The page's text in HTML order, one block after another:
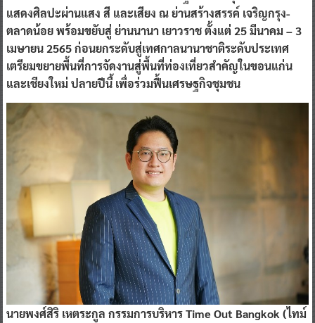
กรุงเทพฯ Awakening Bangkok – RE:VIVE ปลุกคนกรุงเทพฯให้
กลับมามีสีสัน เร่งฟื้นคืนชีวิต และเศรษฐกิจให้กับชุมชน ผ่านงาน
แสดงศิลปะผ่านแสง สี และเสียง ณ ย่านสร้างสรรค์ เจริญกรุง-
ตลาดน้อย พร้อมขยับสู่ ย่านนานา เยาวราช ตั้งแต่ 25 มีนาคม – 3
เมษายน 2565 ก่อนยกระดับสู่เทศกาลนานาชาติระดับประเทศ
เตรียมขยายพื้นที่การจัดงานสู่พื้นที่ท่องเที่ยวสำคัญในขอนแก่น
และเชียงใหม่ ปลายปีนี้ เพื่อร่วมฟื้นเศรษฐกิจชุมชน